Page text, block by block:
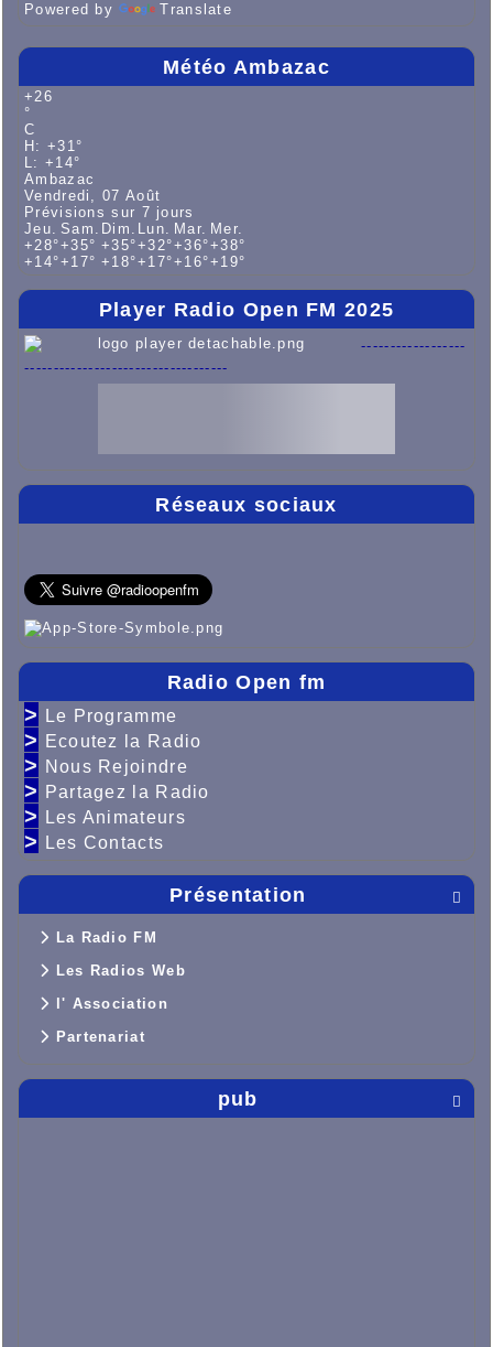
Powered by Translate
Météo Ambazac
+26
°
C
H: +31°
L: + 14°
Ambazac
Vendredi, 07 Août
Prévisions sur 7 jours
Jeu. Sam. Dim. Lun. Mar. Mer.
+28°+35° +35°+32°+36°+38°
+ 14°+ 17° + 18°+ 17°+ 16°+ 19°
Player Radio Open FM 2025
------------------
-----------------------------------
Réseaux sociaux
Radio Open fm
> Le Programme
> Ecoutez la Radio
> Nous Rejoindre
> Partagez la Radio
> Les Animateurs
> Les Contacts

Présentation
La Radio FM
Les Radios Web
l' Association
Partenariat

pub